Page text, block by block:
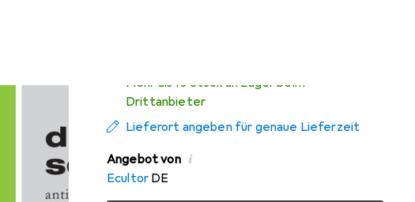
Mehr als 10 Stück an Lager beim
Drittanbieter
Lieferort angeben für genaue Lieferzeit
Angebot von i
Ecultor DE